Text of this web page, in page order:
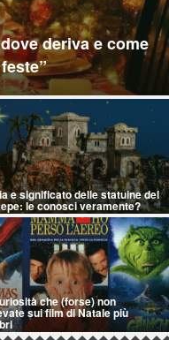
deriva e come
e significato delle statuine del
le conosci veramente?
che (forse) non
sui film di Natale più